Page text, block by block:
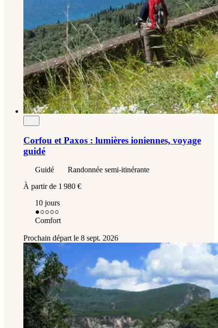
Corfou et Paxos : lumières ioniennes, voyage
guidé
Guidé
Randonnée semi-itinérante
À partir de 1 980 €
10 jours
●○○○○
Comfort
Prochain départ le 8 sept. 2026